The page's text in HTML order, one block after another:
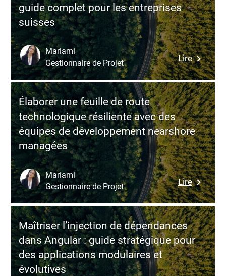
aux
:
une
équipe
offshore
dédiée
guide complet pour les entreprises
suisses
Lire:
une
équipe
de
offshore
en
pologne
:
guide
complet
pour
les
suisses
Mariami
Gestionnaire de Projet
Élaborer une feuille de route
technologique résiliente avec des
équipes de développement nearshore
managées
Lire:
Élaborer
une
feuille
de
route
résiliente
Mariami
Gestionnaire de Projet
Maîtriser l’injection de dépendances
dans Angular : guide stratégique pour
des applications modulaires et
évolutives